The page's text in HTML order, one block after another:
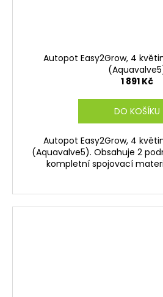
Autopot Easy2Grow, 4
1 891 Kč
DO KOŠÍKU
Autopot Easy2Grow, 4
(Aquavalve5). Obsahuje 2
kompletní spojovací